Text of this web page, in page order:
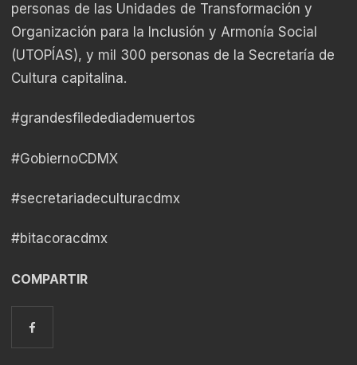
personas de las Unidades de Transformación y
Organización para la Inclusión y Armonía Social
(UTOPÍAS), y mil 300 personas de la Secretaría de
Cultura capitalina.
#grandesfiledediademuertos
#GobiernoCDMX
#secretariadeculturacdmx
#bitacoracdmx
COMPARTIR